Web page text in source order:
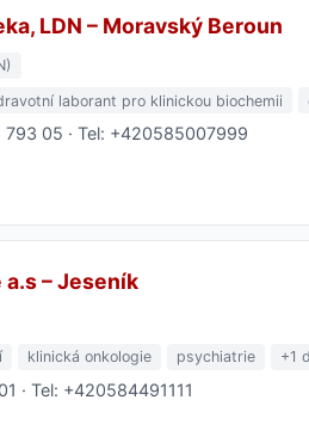
LDN – Moravský Beroun
laborant pro klinickou biochemii
05 · Tel: +420585007999
– Jeseník
klinická onkologie psychiatrie +1
· Tel: +420584491111